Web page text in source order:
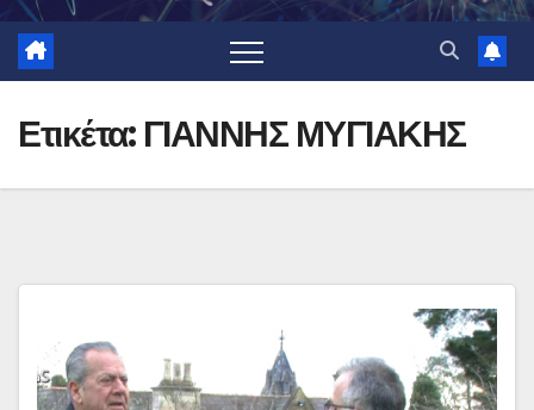
Ετικέτα: ΓΙΑΝΝΗΣ ΜΥΓΙΑΚΗΣ